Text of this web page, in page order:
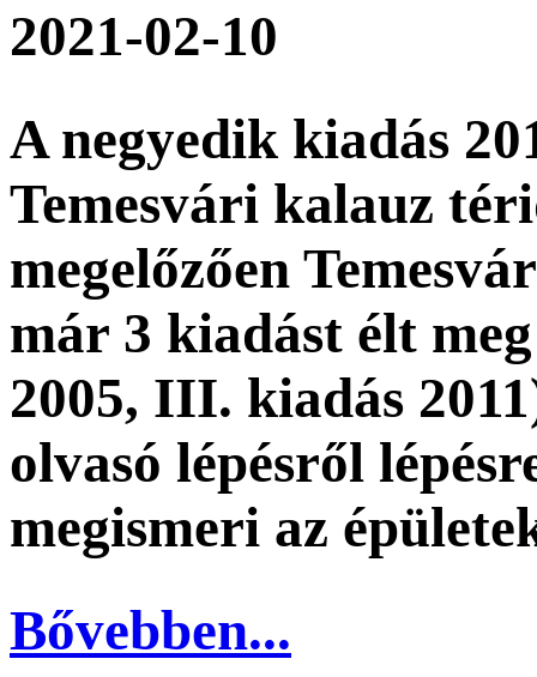
2021-02-10
A negyedik kiadás
Temesvári kalauz
megelőzően
már 3 kiadást élt
2005, III. kiadás
olvasó lépésről
megismeri az
Bővebben...